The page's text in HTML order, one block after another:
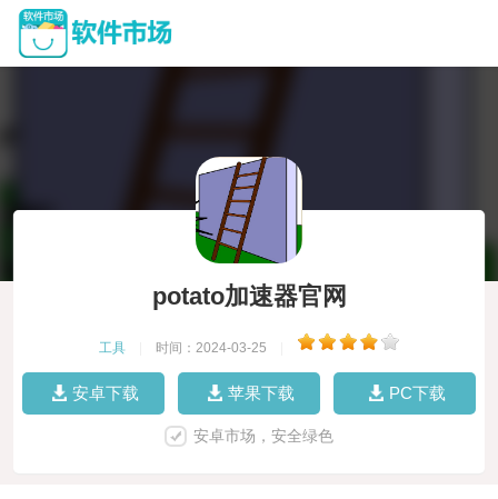
potato加速器官网
工具 时间：2024-03-25
安卓下载 苹果下载 PC下载
安卓市场，安全绿色